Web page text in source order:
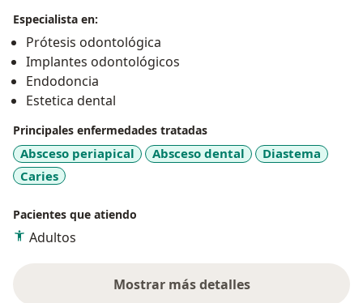
Especialista en:
Prótesis odontológica
Implantes odontológicos
Endodoncia
Estetica dental
Principales enfermedades tratadas
Absceso periapical Absceso dental
Diastema
Caries
Pacientes que atiendo
Adultos
Mostrar más detalles
sobre la experiencia